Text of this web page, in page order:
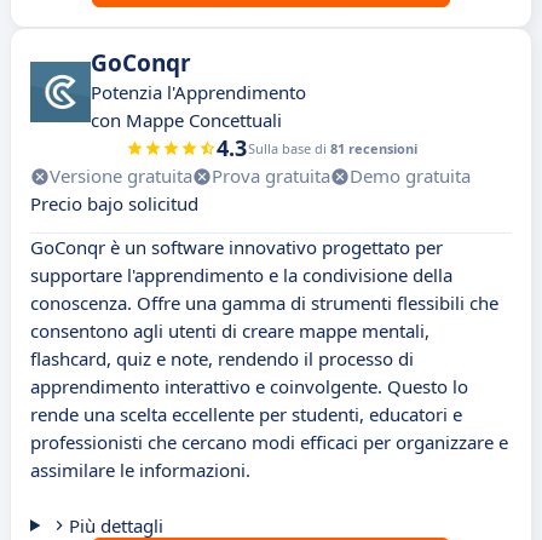
GoConqr
Potenzia l'Apprendimento
con Mappe Concettuali
4.3Sulla base di 81 recensioni
Versione gratuita Prova gratuita
Demo gratuita
Precio bajo solicitud
GoConqr è un software innovativo progettato per
supportare l'apprendimento e la condivisione della
conoscenza. Offre una gamma di strumenti flessibili che
consentono agli utenti di creare mappe mentali,
flashcard, quiz e note, rendendo il processo di
apprendimento interattivo e coinvolgente. Questo lo
rende una scelta eccellente per studenti, educatori e
professionisti che cercano modi efficaci per organizzare e
assimilare le informazioni.
Più dettagli